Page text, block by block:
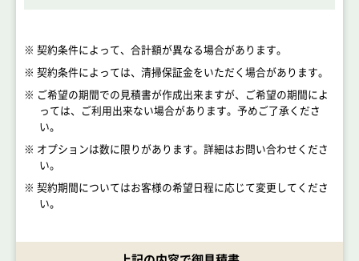
※ 契約条件によって、合計額が異なる場合があります。
※ 契約条件によっては、清掃保証金をいただく場合があります。
※ ご希望の期間での見積書が作成出来ますが、ご希望の期間によ
っては、ご利用出来ない場合があります。予めご了承くださ
い。
※ オプションは数に限りがあります。詳細はお問い合わせくださ
い。
※ 契約期間についてはお客様の希望日程に応じて変更してくださ
い。